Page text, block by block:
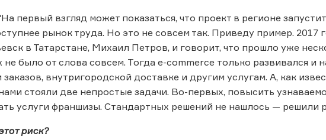
первый взгляд может показаться, что проект в регионе
рынок труда. Но это не совсем так. Приведу пример. 2017
в Татарстане, Михаил Петров, и говорит, что прошло уже
было от слова совсем. Тогда e-commerce только развивался и
внутригородской доставке и другим услугам. А, как
стояли две непростые задачи. Во-первых, повысить
услуги франшизы. Стандартных решений не нашлось — решили
риск?